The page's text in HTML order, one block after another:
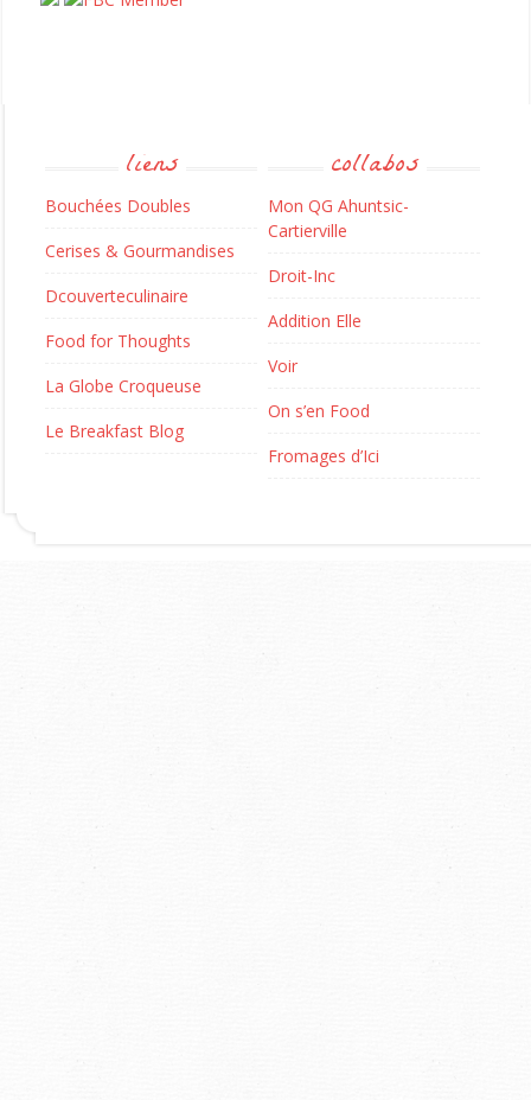
liens
Bouchées Doubles
Cerises & Gourmandises
Dcouverteculinaire
Food for Thoughts
La Globe Croqueuse
Le Breakfast Blog
collabos
Mon QG Ahuntsic-
Cartierville
Droit-Inc
Addition Elle
Voir
On s’en Food
Fromages d’Ici